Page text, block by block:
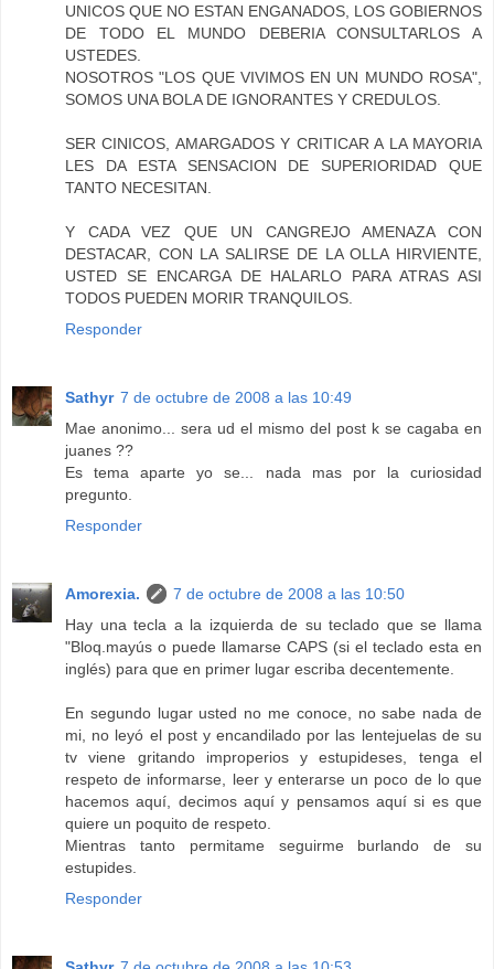
UNICOS QUE NO ESTAN ENGANADOS, LOS GOBIERNOS
DE TODO EL MUNDO DEBERIA CONSULTARLOS A
USTEDES.
NOSOTROS "LOS QUE VIVIMOS EN UN MUNDO ROSA",
SOMOS UNA BOLA DE IGNORANTES Y CREDULOS.
SER CINICOS, AMARGADOS Y CRITICAR A LA MAYORIA
LES DA ESTA SENSACION DE SUPERIORIDAD QUE
TANTO NECESITAN.
Y CADA VEZ QUE UN CANGREJO AMENAZA CON
DESTACAR, CON LA SALIRSE DE LA OLLA HIRVIENTE,
USTED SE ENCARGA DE HALARLO PARA ATRAS ASI
TODOS PUEDEN MORIR TRANQUILOS.
Responder
Sathyr 7 de octubre de 2008 a las 10:49
Mae anonimo... sera ud el mismo del post k se cagaba en
juanes ??
Es tema aparte yo se... nada mas por la curiosidad
pregunto.
Responder
Amorexia.
7 de octubre de 2008 a las 10:50
Hay una tecla a la izquierda de su teclado que se llama
"Bloq.mayús o puede llamarse CAPS (si el teclado esta en
inglés) para que en primer lugar escriba decentemente.
En segundo lugar usted no me conoce, no sabe nada de
mi, no leyó el post y encandilado por las lentejuelas de su
tv viene gritando improperios y estupideses, tenga el
respeto de informarse, leer y enterarse un poco de lo que
hacemos aquí, decimos aquí y pensamos aquí si es que
quiere un poquito de respeto.
Mientras tanto permitame seguirme burlando de su
estupides.
Responder